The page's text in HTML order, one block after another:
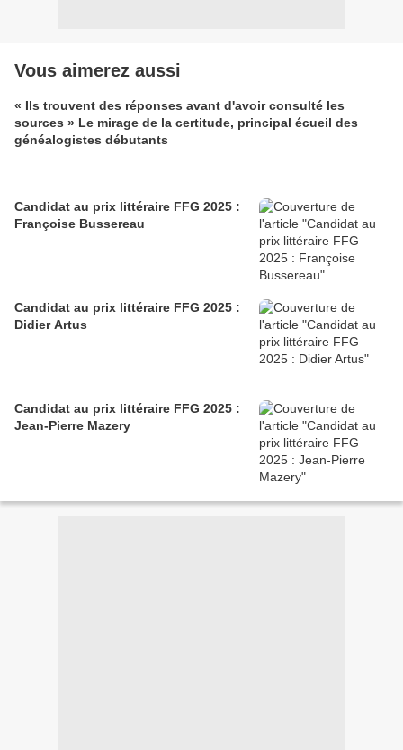
Vous aimerez aussi
« Ils trouvent des réponses avant d'avoir consulté les
sources » Le mirage de la certitude, principal écueil des
généalogistes débutants
Candidat au prix littéraire FFG 2025 :
Françoise Bussereau
Candidat au prix littéraire FFG 2025 :
Didier Artus
Candidat au prix littéraire FFG 2025 :
Jean-Pierre Mazery